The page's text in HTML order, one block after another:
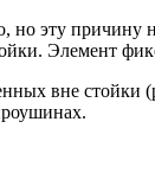
но эту
Элемент
вне